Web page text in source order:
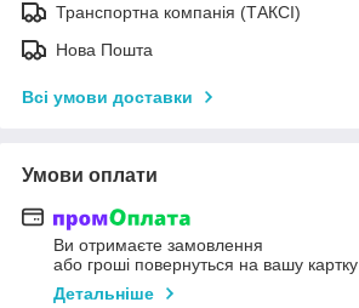
Транспортна компанія (ТАКСІ)
Нова Пошта
Всі умови доставки
Умови оплати
Ви отримаєте замовлення
або гроші повернуться на вашу картку
Детальніше